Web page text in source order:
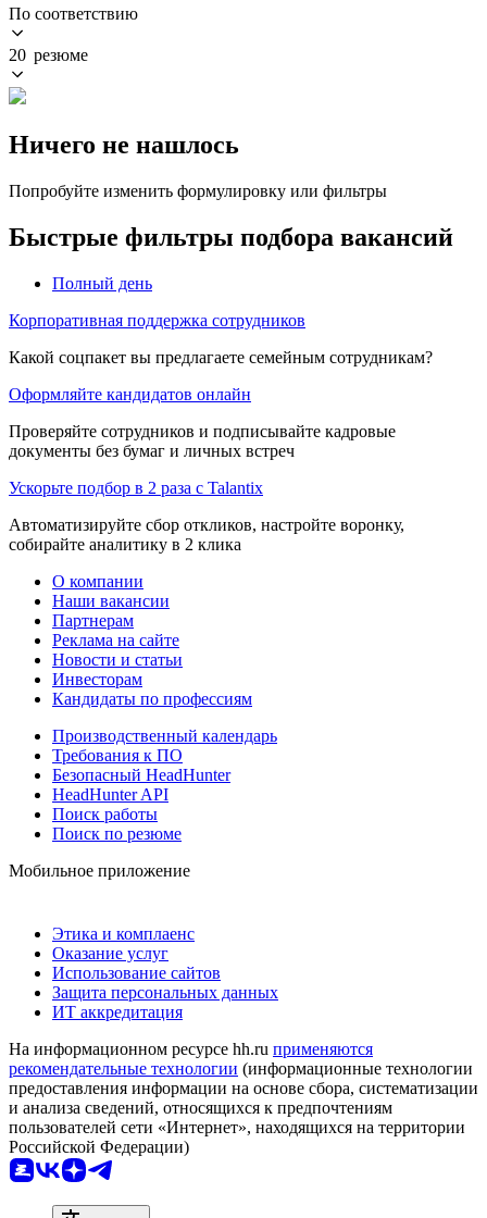
По соответствию
20 резюме
Ничего не нашлось
Попробуйте изменить формулировку или фильтры
Быстрые фильтры подбора вакансий
Полный день
Корпоративная поддержка сотрудников
Какой соцпакет вы предлагаете семейным сотрудникам?
Оформляйте кандидатов онлайн
Проверяйте сотрудников и подписывайте кадровые
документы без бумаг и личных встреч
Ускорьте подбор в 2 раза с Talantix
Автоматизируйте сбор откликов, настройте воронку,
собирайте аналитику в 2 клика
О компании
Наши вакансии
Партнерам
Реклама на сайте
Новости и статьи
Инвесторам
Кандидаты по профессиям
Производственный календарь
Требования к ПО
Безопасный HeadHunter
HeadHunter API
Поиск работы
Поиск по резюме
Мобильное приложение
Этика и комплаенс
Оказание услуг
Использование сайтов
Защита персональных данных
ИТ аккредитация
На информационном ресурсе hh.ru применяются
рекомендательные технологии (информационные технологии
предоставления информации на основе сбора, систематизации
и анализа сведений, относящихся к предпочтениям
пользователей сети «Интернет», находящихся на территории
Российской Федерации)